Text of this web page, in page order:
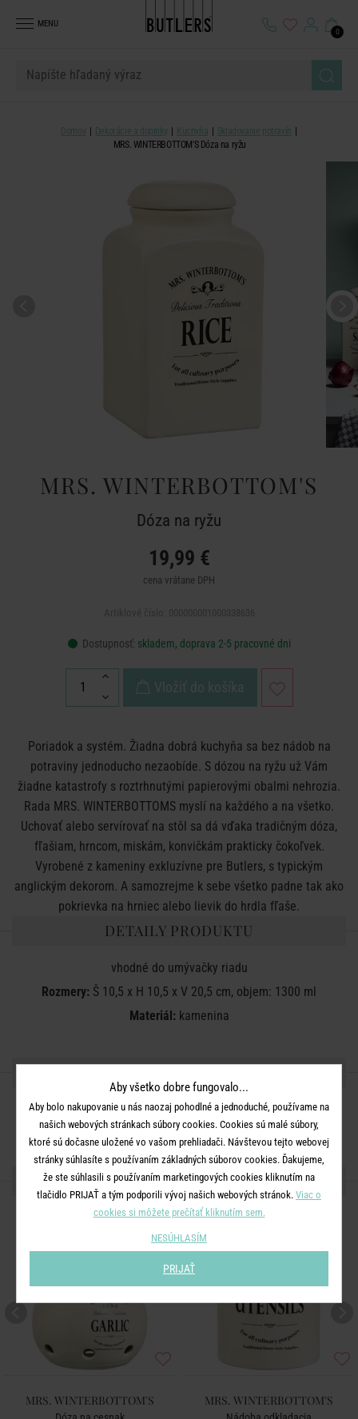
MENU
0
Domov Dekorácie a doplnky Kuchyňa
Skladovanie potravín
MRS. WINTERBOTTOM'S Dóza na ryžu
MRS. WINTERBOTTOM'S
Dóza na ryžu
19,99 €
cena vrátane DPH
Dostupnosť: skladem, doprava 2-5 pracovné dni
Vložiť do košíka
Poriadok a systém. Žiadna dobrá kuchyňa sa bez nádob na
potraviny jednoducho nezaobíde. S dózou na ryžu už Vám
žiadne katastrofy s roztrhnutými papierovými obalmi nehrozia.
Rada MRS. WINTERBOTTOMS myslí na každého a na všetko.
Uchovať alebo servírovať na stôl sa dá vďaka tradičným dóza,
fľašiam, hrncom, miskám, konvičkám prakticky čokoľvek.
Vyrobené z kameniny exkluzívne pre Butlers, s typickým
anglickým dekorom. A samozrejme k sebe všetko padne tak ako
pokrievka na hrniec alebo lievik do hrdla fľaše.
DETAILY PRODUKTU
vhodné do umývačky riadu
Rozmery: Š 10,5 x H 10,5 x V 20,5 cm, objem: 1300 ml
Materiál:kamenina
ĎALŠIE PRODUKTY ZO SÉRIE
MRS. WINTERBOTTOM'S MRS. WINTERBOTTOM'S
Aby všetko dobre fungovalo...
Aby bolo nakupovanie u nás naozaj pohodlné a jednoduché, používame na
našich webových stránkach súbory cookies. Cookies sú malé súbory,
ktoré sú dočasne uložené vo vašom prehliadači. Návštevou tejto webovej
stránky súhlasíte s používaním základných súborov cookies. Ďakujeme,
že ste súhlasili s používaním marketingových cookies kliknutím na
tlačidlo PRIJAŤ a tým podporili vývoj našich webových stránok. Viac o
cookies si môžete prečítať kliknutím sem.
NESÚHLASÍM
PRIJAŤ